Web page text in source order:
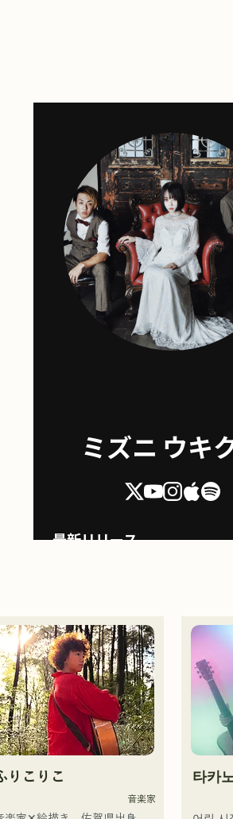
りこりこ
音楽家
타카